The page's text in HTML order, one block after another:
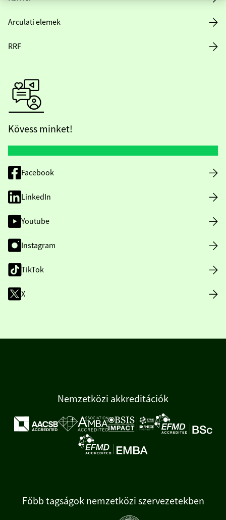
Arculati elemek
RRF
Kövess minket!
Facebook
LinkedIn
Youtube
Instagram
TikTok
X
Nemzetközi akkreditációk
Főbb tagságok nemzetközi szervezetekben